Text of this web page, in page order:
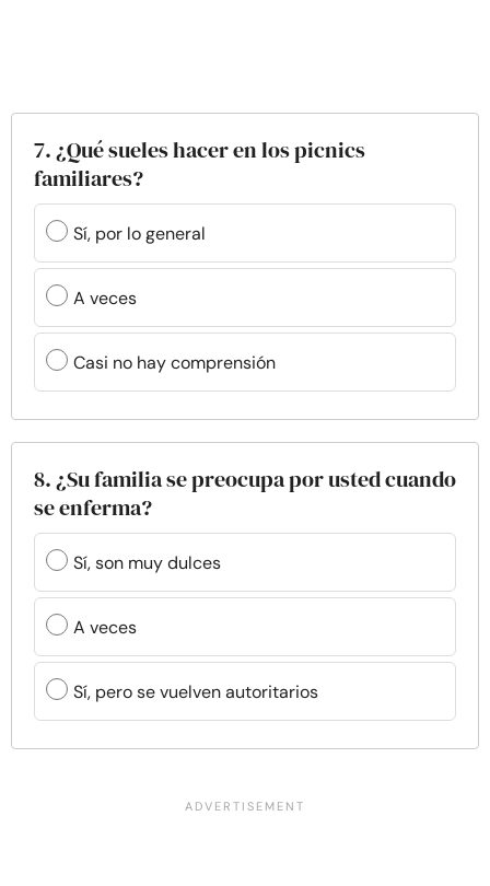
7. ¿Qué sueles hacer en los picnics
familiares?
Sí, por lo general
A veces
Casi no hay comprensión
8. ¿Su familia se preocupa por usted cuando
se enferma?
Sí, son muy dulces
A veces
Sí, pero se vuelven autoritarios